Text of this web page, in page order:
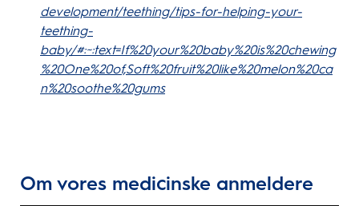
development/teething/tips-for-helping-your-
teething-
baby/#:~:text=If%20your%20baby%20is%20chewing
%20One%20of,Soft%20fruit%20like%20melon%20ca
n%20soothe%20gums
Om vores medicinske anmeldere